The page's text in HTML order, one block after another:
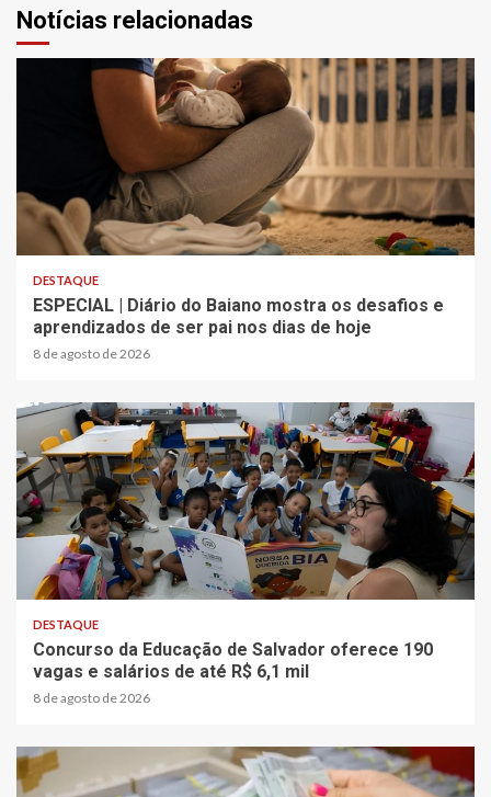
Notícias relacionadas
4 min read
DESTAQUE
ESPECIAL | Diário do Baiano mostra os desafios e
aprendizados de ser pai nos dias de hoje
8 de agosto de 2026
2 min read
DESTAQUE
Concurso da Educação de Salvador oferece 190
vagas e salários de até R$ 6,1 mil
8 de agosto de 2026